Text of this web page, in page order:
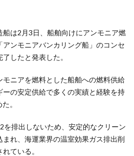
は2月3日、船舶向けにアンモニア燃
ンモニアバンカリング船」のコンセ
したと発表した。
ニアを燃料とした船舶への燃料供給
の安定供給で多くの実績と経験を持
。
を排出しないため、安定的なクリーン
れ、海運業界の温室効果ガス排出削
ている。